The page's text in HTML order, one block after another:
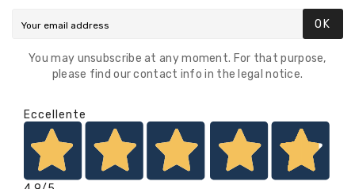
OK
You may unsubscribe at any moment. For that purpose,
please find our contact info in the legal notice.
Eccellente